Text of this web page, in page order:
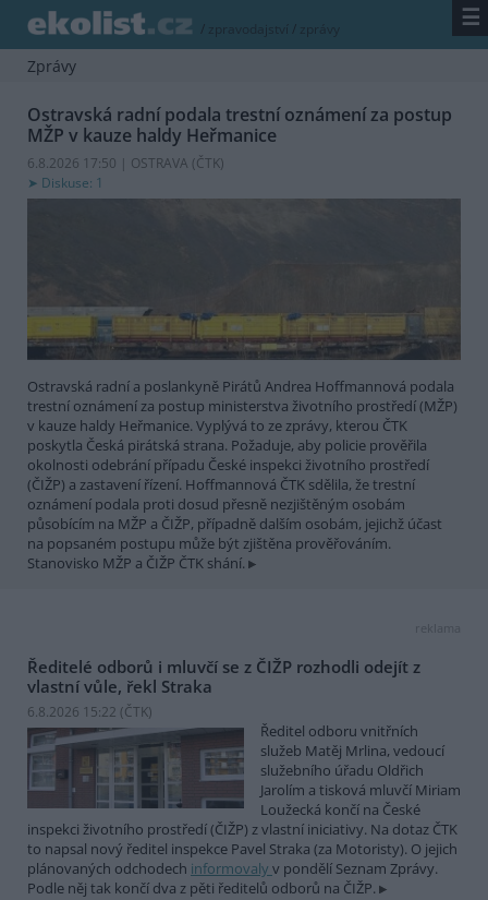
/ zpravodajství / zprávy ☰
Zprávy
Ostravská radní podala trestní oznámení za postup
MŽP v kauze haldy Heřmanice
6.8.2026 17:50 | OSTRAVA (ČTK)
Diskuse: 1
Ostravská radní a poslankyně Pirátů Andrea Hoffmannová podala
trestní oznámení za postup ministerstva životního prostředí (MŽP)
v kauze haldy Heřmanice. Vyplývá to ze zprávy, kterou ČTK
poskytla Česká pirátská strana. Požaduje, aby policie prověřila
okolnosti odebrání případu České inspekci životního prostředí
(ČIŽP) a zastavení řízení. Hoffmannová ČTK sdělila, že trestní
oznámení podala proti dosud přesně nezjištěným osobám
působícím na MŽP a ČIŽP, případně dalším osobám, jejichž účast
na popsaném postupu může být zjištěna prověřováním.
Stanovisko MŽP a ČIŽP ČTK shání.
reklama
Ředitelé odborů i mluvčí se z ČIŽP rozhodli odejít z
vlastní vůle, řekl Straka
6.8.2026 15:22 (ČTK)
Ředitel odboru vnitřních
služeb Matěj Mrlina, vedoucí
služebního úřadu Oldřich
Jarolím a tisková mluvčí Miriam
Loužecká končí na České
inspekci životního prostředí (ČIŽP) z vlastní iniciativy. Na dotaz ČTK
to napsal nový ředitel inspekce Pavel Straka (za Motoristy). O jejich
plánovaných odchodech informovaly v pondělí Seznam Zprávy.
Podle něj tak končí dva z pěti ředitelů odborů na ČIŽP.